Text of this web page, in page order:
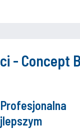
- Concept
Profesjonalna